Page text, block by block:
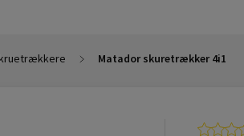
Matador skuretrækker 4i1